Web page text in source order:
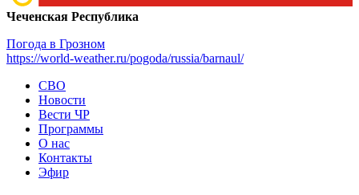
Чеченская Республика
Погода в Грозном
https://world-weather.ru/pogoda/russia/barnaul/
СВО
Новости
Вести ЧР
Программы
О нас
Контакты
Эфир